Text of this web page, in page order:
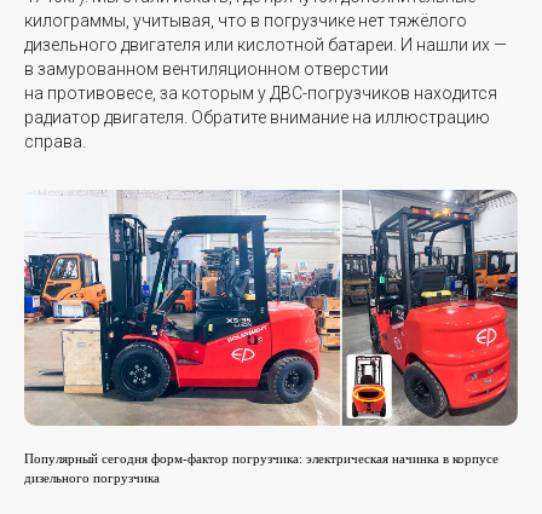
Дорожный просвет под мачтой
/ по центру шасси, m1 / m2, мм
100 /
150
150
Рабочий коридор с поддоном
1000х1200мм по ширине, мм
3965 4179
Рабочий коридор с поддоном
800х1200мм по длине, мм
4165 4379
Скорость движения с грузом /
без груза, км/ч
16 / 17 16 / 17
Скорость подъёма с грузом /
0,38 /
0,45 /
килограммы, учитывая, что в погрузчике нет тяжёлого
дизельного двигателя или кислотной батареи. И нашли их —
в замурованном вентиляционном отверстии
на противовесе, за которым у ДВС-погрузчиков находится
радиатор двигателя. Обратите внимание на иллюстрацию
справа.
Популярный сегодня форм-фактор погрузчика: электрическая начинка в корпусе
дизельного погрузчика